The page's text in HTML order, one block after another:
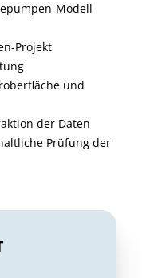
Modell
Projekt
und
der Daten
Prüfung der